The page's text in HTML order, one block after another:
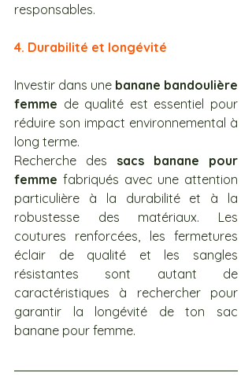
responsables.
4. Durabilité et longévité
Investir dans une banane bandoulière
femme de qualité est essentiel pour
réduire son impact environnemental à
long terme.
Recherche des sacs banane pour
femme fabriqués avec une attention
particulière à la durabilité et à la
robustesse des matériaux. Les
coutures renforcées, les fermetures
éclair de qualité et les sangles
résistantes sont autant de
caractéristiques à rechercher pour
garantir la longévité de ton sac
banane pour femme.